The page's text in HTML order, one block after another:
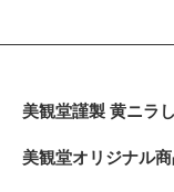
美観堂謹製 黄ニラ
美観堂オリジナル